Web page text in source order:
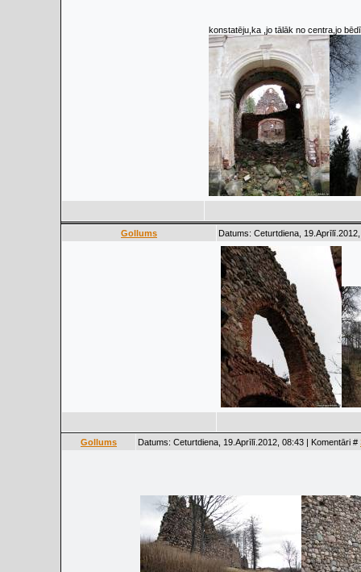
konstatēju,ka ,jo tālāk no centra,jo
Gollums Datums: Ceturtdiena,
Gollums Datums: Ceturtdiena, 19.Aprīlī.2012, 08:43 | Komentāri #